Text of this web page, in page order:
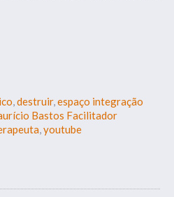
,destruir,espaço integração
Bastos Facilitador
,youtube